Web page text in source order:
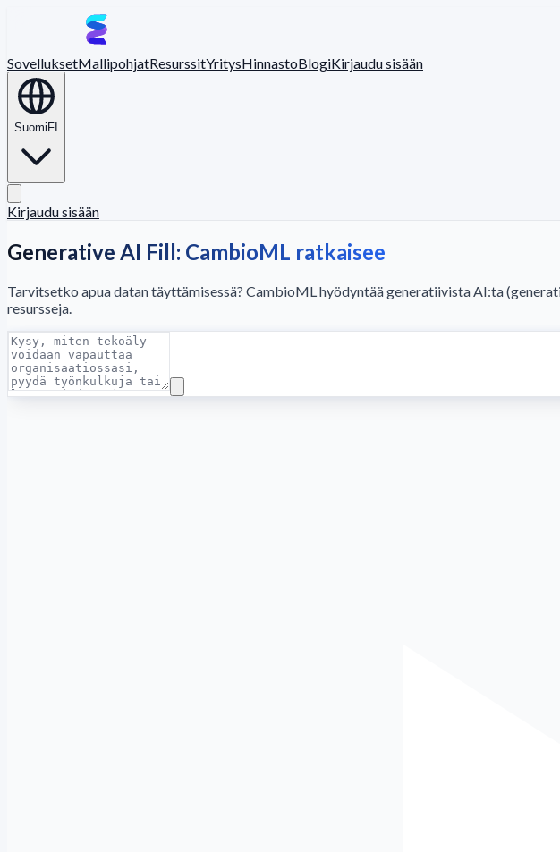
SovelluksetMallipohjatResurssitYritysHinnastoBlogiKirjaudu sisään
Suomi FI
Kirjaudu sisään
Generative AI Fill: CambioML ratkaisee
Tarvitsetko apua datan täyttämisessä? CambioML hyödyntää generatiivista AI:ta
resursseja.